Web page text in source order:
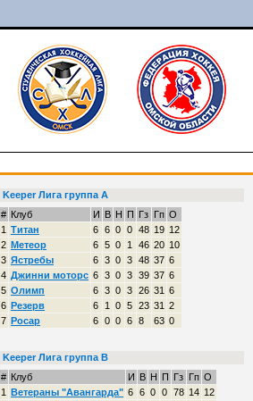
Keeper Лига группа A
# Клуб И В Н П Гз Гп О
1 Титан 6 6 0 0 48 19 12
2 Метеор 6 5 0 1 46 20 10
3 Ястребы 6 3 0 3 48 37 6
4 Джинни моторс 6 3 0 3 39 37 6
5 Олимп 6 3 0 3 26 31 6
6 Резерв 6 1 0 5 23 31 2
7 Росар 6 0 0 6 8 63 0
Keeper Лига группа B
# Клуб И В Н П Гз Гп О
1 Ветераны "Авангарда" 6 6 0 0 78 14 12